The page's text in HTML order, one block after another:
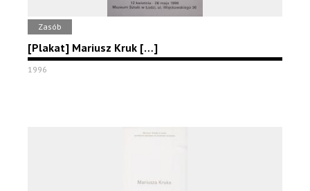
Zasób
[Plakat] Mariusz Kruk […]
1996